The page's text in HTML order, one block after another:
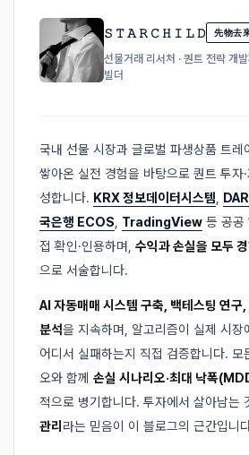
𝚂 𝚃 𝙰 𝚁 𝙲 𝙷 𝙸 𝙻 𝙳 先物去
선물거래 리서처 · 퀀트 전략 개
빌더
국내 선물 시장과 글로벌 파생상품 트레
쌓아온 실전 경험을 바탕으로 퀀트 투자
성합니다. KRX 정보데이터시스템,
국은행 ECOS, TradingView 등 공공
접 확인·인용하며, 수익과 손실을 모두
으로 서술합니다.
AI 자동매매 시스템 구축, 백테스팅 연구
분석을 지속하며, 알고리즘이 실제 시장
어디서 실패하는지 직접 검증합니다. 모
오와 함께 손실 시나리오·최대 낙폭
적으로 병기합니다. 투자에서 살아남는
관리 라는 믿음이 이 블로그의 근간입니